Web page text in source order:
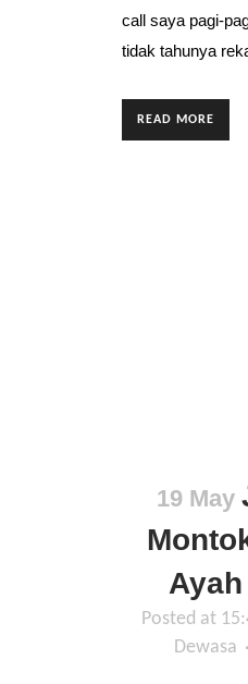
call saya pagi-
tidak tahunya
READ MORE
19 May
Posted at
Dewasa